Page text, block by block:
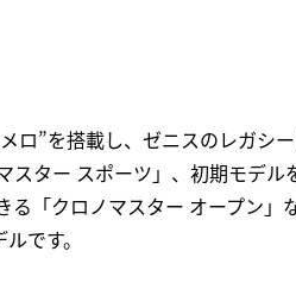
ロ”を搭載し、ゼニスのレガシ
ター スポーツ」、初期モデル
「クロノマスター オープン」
です。